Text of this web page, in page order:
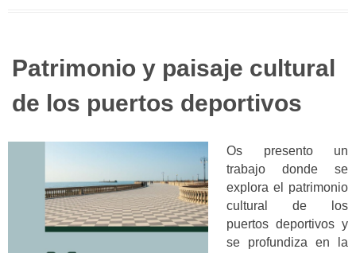
Patrimonio y paisaje cultural
de los puertos deportivos
Os presento un
trabajo donde se
explora el patrimonio
cultural de los
puertos deportivos y
se profundiza en la